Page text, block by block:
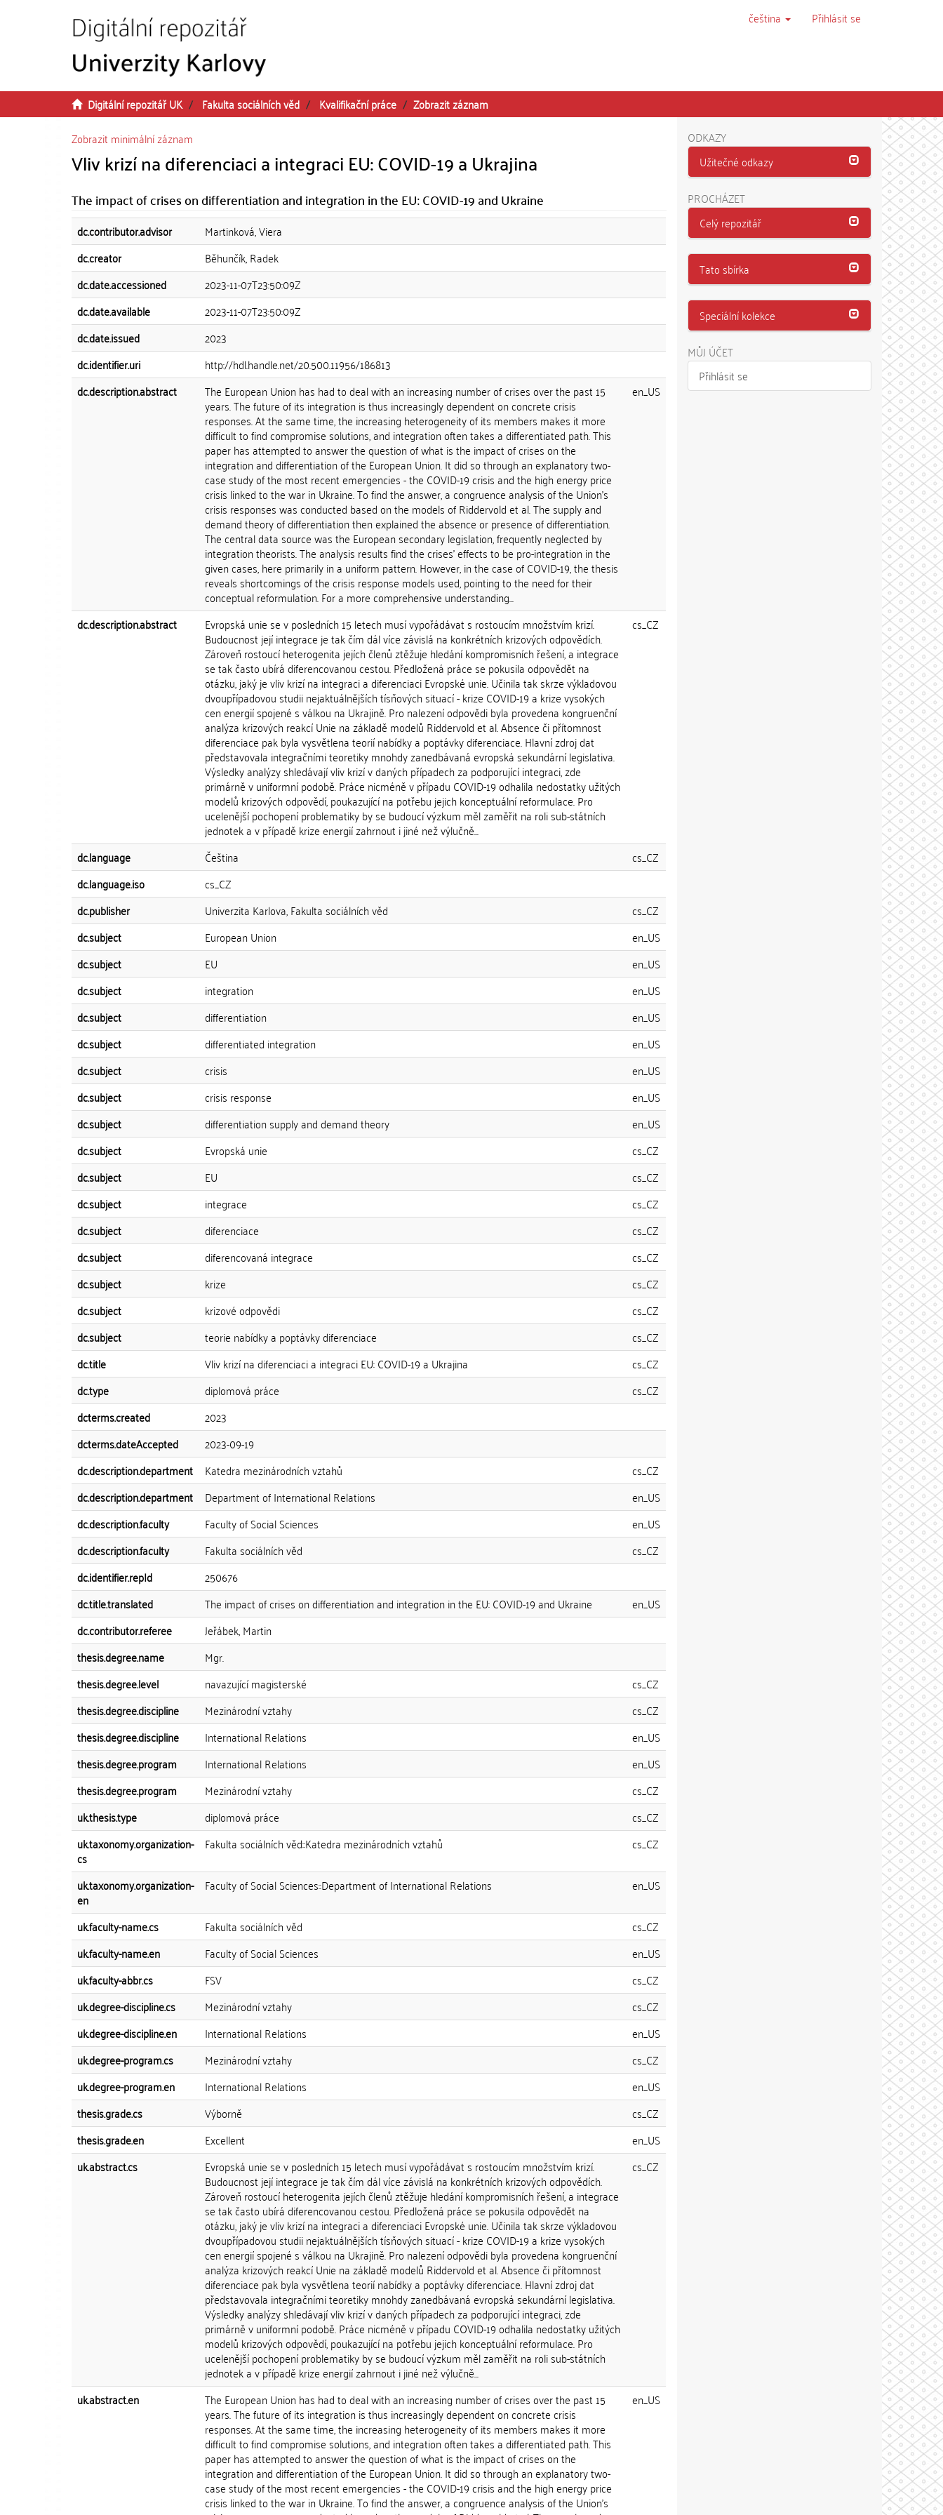
čeština Přihlásit se
Digitální repozitář UK Fakulta sociálních věd Kvalifikační práce
Zobrazit záznam
Zobrazit minimální záznam
Vliv krizí na diferenciaci a integraci EU: COVID-19 a Ukrajina
The impact of crises on differentiation and integration in the EU: COVID-19 and Ukraine
dc.contributor.advisor
Martinková, Viera
dc.creator
Běhunčík, Radek
dc.date.accessioned
2023-11-07T23:50:09Z
dc.date.available
2023-11-07T23:50:09Z
dc.date.issued
2023
dc.identifier.uri
http://hdl.handle.net/20.500.11956/186813
dc.description.abstract
The European Union has had to deal with an increasing number of crises over the past 15
years. The future of its integration is thus increasingly dependent on concrete crisis
responses. At the same time, the increasing heterogeneity of its members makes it more
difficult to find compromise solutions, and integration often takes a differentiated path. This
paper has attempted to answer the question of what is the impact of crises on the
integration and differentiation of the European Union. It did so through an explanatory two-
case study of the most recent emergencies - the COVID-19 crisis and the high energy price
crisis linked to the war in Ukraine. To find the answer, a congruence analysis of the Union's
crisis responses was conducted based on the models of Riddervold et al. The supply and
demand theory of differentiation then explained the absence or presence of differentiation.
The central data source was the European secondary legislation, frequently neglected by
integration theorists. The analysis results find the crises' effects to be pro-integration in the
given cases, here primarily in a uniform pattern. However, in the case of COVID-19, the thesis
reveals shortcomings of the crisis response models used, pointing to the need for their
conceptual reformulation. For a more comprehensive understanding...
en_US
dc.description.abstract Evropská unie se v posledních 15 letech musí vypořádávat s rostoucím množstvím krizí.
Budoucnost její integrace je tak čím dál více závislá na konkrétních krizových odpovědích.
Zároveň rostoucí heterogenita jejích členů ztěžuje hledání kompromisních řešení, a integrace
se tak často ubírá diferencovanou cestou. Předložená práce se pokusila odpovědět na
otázku, jaký je vliv krizí na integraci a diferenciaci Evropské unie. Učinila tak skrze výkladovou
dvoupřípadovou studii nejaktuálnějších tísňových situací - krize COVID-19 a krize vysokých
cen energií spojené s válkou na Ukrajině. Pro nalezení odpovědi byla provedena kongruenční
analýza krizových reakcí Unie na základě modelů Riddervold et al. Absence či přítomnost
diferenciace pak byla vysvětlena teorií nabídky a poptávky diferenciace. Hlavní zdroj dat
představovala integračními teoretiky mnohdy zanedbávaná evropská sekundární legislativa.
Výsledky analýzy shledávají vliv krizí v daných případech za podporující integraci, zde
primárně v uniformní podobě. Práce nicméně v případu COVID-19 odhalila nedostatky užitých
modelů krizových odpovědí, poukazující na potřebu jejich konceptuální reformulace. Pro
ucelenější pochopení problematiky by se budoucí výzkum měl zaměřit na roli sub-státních
jednotek a v případě krize energií zahrnout i jiné než výlučně...
cs_CZ
dc.language Čeština
cs_CZ
dc.language.iso
cs_CZ
dc.publisher
Univerzita Karlova, Fakulta sociálních věd
cs_CZ
dc.subject
European Union
en_US
dc.subject
EU
en_US
dc.subject
integration
en_US
dc.subject
differentiation
en_US
dc.subject
differentiated integration
en_US
dc.subject
crisis
en_US
dc.subject
crisis response
en_US
dc.subject
differentiation supply and demand theory
en_US
dc.subject
Evropská unie
cs_CZ
dc.subject
EU
cs_CZ
dc.subject
integrace
cs_CZ
dc.subject
diferenciace
cs_CZ
dc.subject
diferencovaná integrace
cs_CZ
dc.subject
krize
cs_CZ
dc.subject
krizové odpovědi
cs_CZ
dc.subject
teorie nabídky a poptávky diferenciace
cs_CZ
dc.title
Vliv krizí na diferenciaci a integraci EU: COVID-19 a Ukrajina
cs_CZ
dc.type
diplomová práce
cs_CZ
dcterms.created
2023
dcterms.dateAccepted
2023-09-19
dc.description.department
Katedra mezinárodních vztahů
cs_CZ
dc.description.department
Department of International Relations
en_US
dc.description.faculty
Faculty of Social Sciences
en_US
dc.description.faculty
Fakulta sociálních věd
cs_CZ
dc.identifier.repId
250676
dc.title.translated
The impact of crises on differentiation and integration in the EU: COVID-19 and Ukraine
en_US
dc.contributor.referee
Jeřábek, Martin
thesis.degree.name
Mgr.
thesis.degree.level
navazující magisterské
cs_CZ
thesis.degree.discipline
Mezinárodní vztahy
cs_CZ
thesis.degree.discipline
International Relations
en_US
thesis.degree.program
International Relations
en_US
thesis.degree.program
Mezinárodní vztahy
cs_CZ
uk.thesis.type
diplomová práce
cs_CZ
uk.taxonomy.organization-
cs
Fakulta sociálních věd::Katedra mezinárodních vztahů cs_CZ
uk.taxonomy.organization-
en
Faculty of Social Sciences::Department of International Relations en_US
uk.faculty-name.cs Fakulta sociálních věd
cs_CZ
uk.faculty-name.en
Faculty of Social Sciences
en_US
uk.faculty-abbr.cs
FSV
cs_CZ
uk.degree-discipline.cs
Mezinárodní vztahy
cs_CZ
uk.degree-discipline.en
International Relations
en_US
uk.degree-program.cs
Mezinárodní vztahy
cs_CZ
uk.degree-program.en
International Relations
en_US
thesis.grade.cs
Výborně
cs_CZ
thesis.grade.en
Excellent
en_US
uk.abstract.cs
Evropská unie se v posledních 15 letech musí vypořádávat s rostoucím množstvím krizí.
Budoucnost její integrace je tak čím dál více závislá na konkrétních krizových odpovědích.
Zároveň rostoucí heterogenita jejích členů ztěžuje hledání kompromisních řešení, a integrace
se tak často ubírá diferencovanou cestou. Předložená práce se pokusila odpovědět na
otázku, jaký je vliv krizí na integraci a diferenciaci Evropské unie. Učinila tak skrze výkladovou
dvoupřípadovou studii nejaktuálnějších tísňových situací - krize COVID-19 a krize vysokých
cen energií spojené s válkou na Ukrajině. Pro nalezení odpovědi byla provedena kongruenční
analýza krizových reakcí Unie na základě modelů Riddervold et al. Absence či přítomnost
diferenciace pak byla vysvětlena teorií nabídky a poptávky diferenciace. Hlavní zdroj dat
představovala integračními teoretiky mnohdy zanedbávaná evropská sekundární legislativa.
Výsledky analýzy shledávají vliv krizí v daných případech za podporující integraci, zde
primárně v uniformní podobě. Práce nicméně v případu COVID-19 odhalila nedostatky užitých
modelů krizových odpovědí, poukazující na potřebu jejich konceptuální reformulace. Pro
ucelenější pochopení problematiky by se budoucí výzkum měl zaměřit na roli sub-státních
jednotek a v případě krize energií zahrnout i jiné než výlučně...
cs_CZ
uk.abstract.en The European Union has had to deal with an increasing number of crises over the past 15
years. The future of its integration is thus increasingly dependent on concrete crisis
responses. At the same time, the increasing heterogeneity of its members makes it more
difficult to find compromise solutions, and integration often takes a differentiated path. This
paper has attempted to answer the question of what is the impact of crises on the
integration and differentiation of the European Union. It did so through an explanatory two-
case study of the most recent emergencies - the COVID-19 crisis and the high energy price
crisis linked to the war in Ukraine. To find the answer, a congruence analysis of the Union's
en_US
ODKAZY
Užitečné odkazy
PROCHÁZET
Celý repozitář
Tato sbírka
Speciální kolekce
MŮJ ÚČET
Přihlásit se